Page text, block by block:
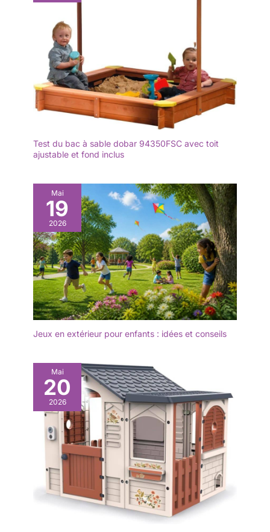
Test du bac à sable dobar 94350FSC avec toit
ajustable et fond inclus
Mai
19
2026
Jeux en extérieur pour enfants : idées et conseils
Mai
20
2026